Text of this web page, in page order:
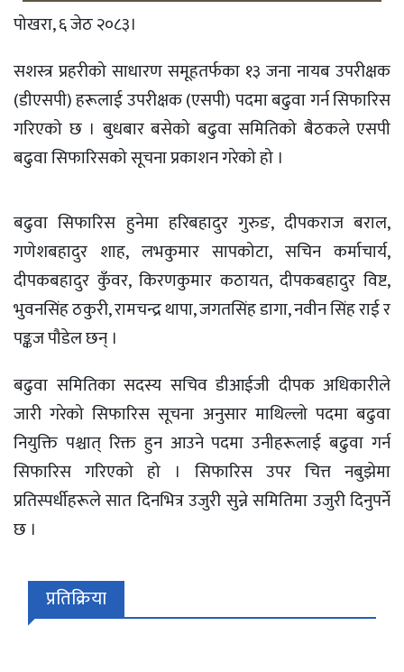
पोखरा, ६ जेठ २०८३।
सशस्त्र प्रहरीको साधारण समूहतर्फका १३ जना नायब उपरीक्षक
(डीएसपी) हरूलाई उपरीक्षक (एसपी) पदमा बढुवा गर्न सिफारिस
गरिएको छ । बुधबार बसेको बढुवा समितिको बैठकले एसपी
बढुवा सिफारिसको सूचना प्रकाशन गरेको हो ।
बढुवा सिफारिस हुनेमा हरिबहादुर गुरुङ, दीपकराज बराल,
गणेशबहादुर शाह, लभकुमार सापकोटा, सचिन कर्माचार्य,
दीपकबहादुर कुँवर, किरणकुमार कठायत, दीपकबहादुर विष्ट,
भुवनसिंह ठकुरी, रामचन्द्र थापा, जगतसिंह डागा, नवीन सिंह राई र
पङ्कज पौडेल छन् ।
बढुवा समितिका सदस्य सचिव डीआईजी दीपक अधिकारीले
जारी गरेको सिफारिस सूचना अनुसार माथिल्लो पदमा बढुवा
नियुक्ति पश्चात् रिक्त हुन आउने पदमा उनीहरूलाई बढुवा गर्न
सिफारिस गरिएको हो । सिफारिस उपर चित्त नबुझेमा
प्रतिस्पर्धीहरूले सात दिनभित्र उजुरी सुन्ने समितिमा उजुरी दिनुपर्ने
छ ।
प्रतिक्रिया